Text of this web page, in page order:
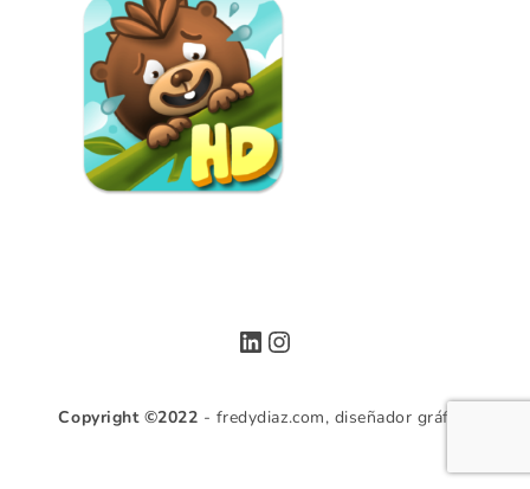
LinkedIn
Instagram
Copyright ©2022 - fredydiaz.com, diseñador gráfico